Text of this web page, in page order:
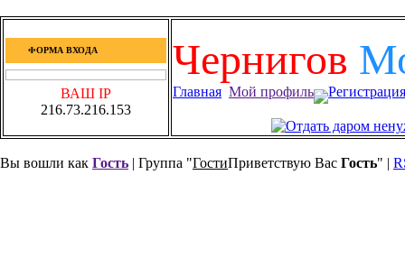
ФОРМА ВХОДА
ВАШ IP
216.73.216.153
Чернигов
Главная Мой профиль Регистрация
Вы вошли как Гость | Группа "ГостиПриветствую Вас Гость" |